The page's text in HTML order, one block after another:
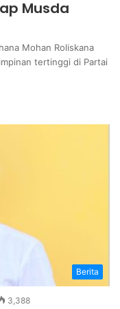
Musda
Mohan Roliskana
tertinggi di Partai
Berita
3,388